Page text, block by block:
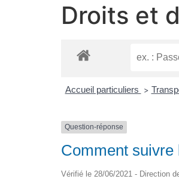
Droits et
Accueil particuliers >
Question-réponse
Comment suivre
Vérifié le 28/06/2021 - Direction